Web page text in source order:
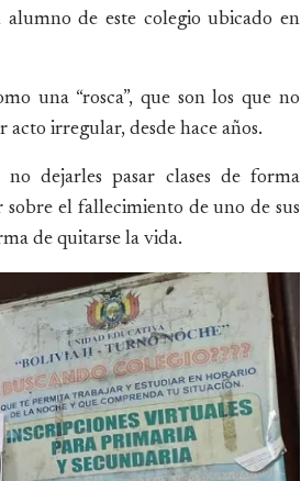
de este colegio ubicado en
una “rosca”, que son los que no
acto irregular, desde hace años.
dejarles pasar clases de forma
el fallecimiento de uno de sus
de quitarse la vida.